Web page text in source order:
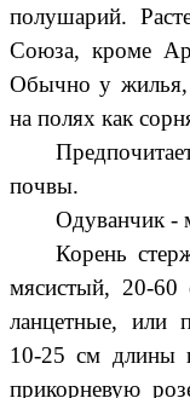
полушарий.
Союза, кроме
Обычно у жилья,
на полях как
почвы.
Одуванчик -
Корень
мясистый,
ланцетные, или
10-25 см длины
прикорневую